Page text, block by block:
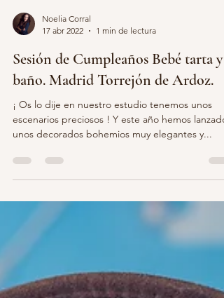
Noelia Corral
17 abr 2022
1 min de lectura
Sesión de Cumpleaños Bebé tarta y
unos decorados bohemios muy elegantes y...